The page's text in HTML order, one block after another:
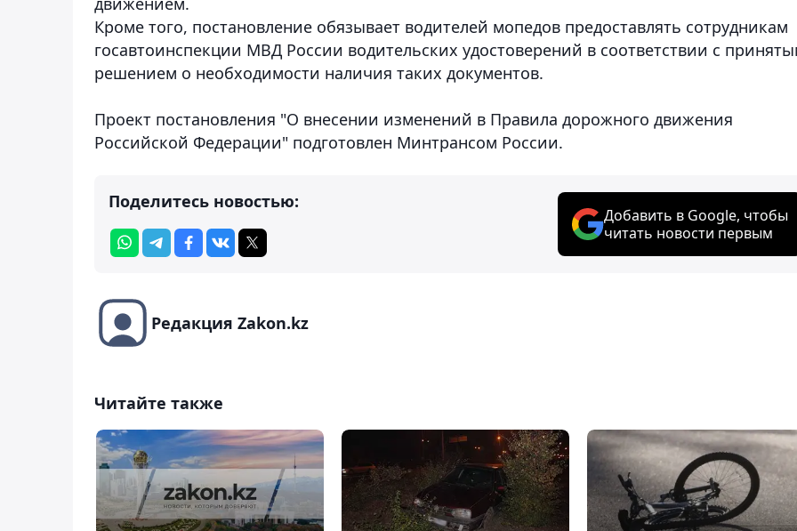
Кроме того, постановление обязывает водителей мопедов предоставлять сотрудникам
госавтоинспекции МВД России водительских удостоверений в соответствии с
решением о необходимости наличия таких документов.
Проект постановления "О внесении изменений в Правила дорожного движения
Российской Федерации" подготовлен Минтрансом России.
Поделитесь новостью:
Добавить в Google, чтобы
читать новости первым
Редакция Zakon.kz
Читайте также